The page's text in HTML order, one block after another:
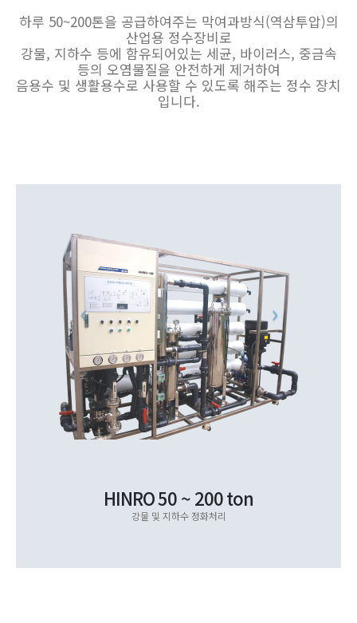
하루 50~200톤을 공급하여주는 막여과방식(역삼투압)의
산업용 정수장비로
강물, 지하수 등에 함유되어있는 세균, 바이러스, 중금속
등의 오염물질을 안전하게 제거하여
음용수 및 생활용수로 사용할 수 있도록 해주는 정수 장치
입니다.
HINRO 50 ~ 200 ton
강물 및 지하수 정화처리